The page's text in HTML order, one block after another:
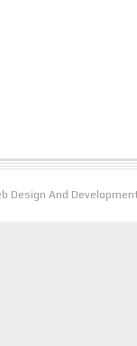
Design And